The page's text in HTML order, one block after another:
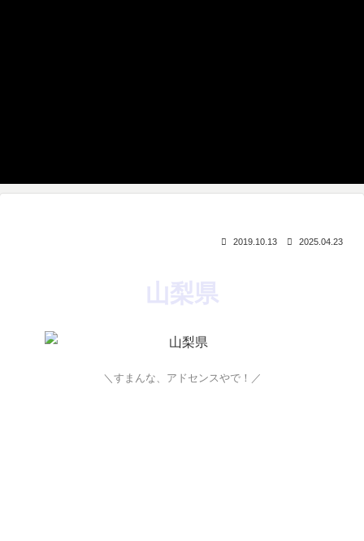
2019.10.13 2025.04.23
山梨県
＼すまんな、アドセンスやで！／